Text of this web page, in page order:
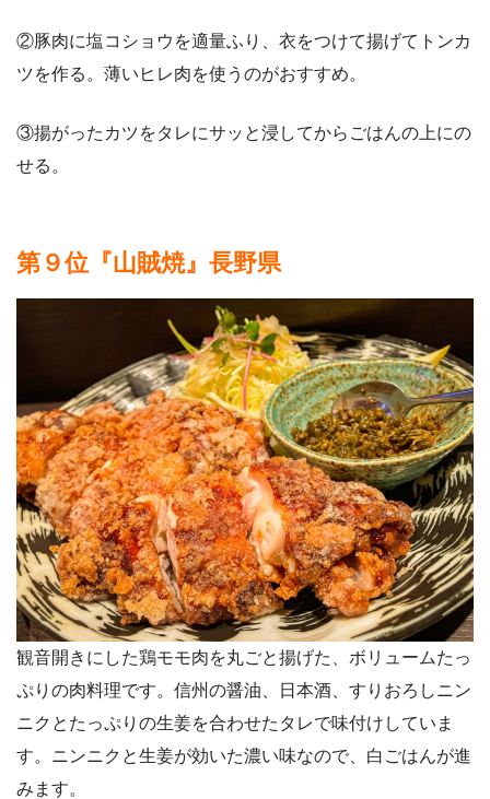
②豚肉に塩コショウを適量ふり、衣をつけて揚げてトンカ
ツを作る。薄いヒレ肉を使うのがおすすめ。
③揚がったカツをタレにサッと浸してからごはんの上にの
せる。
第９位『山賊焼』長野県
観音開きにした鶏モモ肉を丸ごと揚げた、ボリュームたっ
ぷりの肉料理です。信州の醤油、日本酒、すりおろしニン
ニクとたっぷりの生姜を合わせたタレで味付けしていま
す。ニンニクと生姜が効いた濃い味なので、白ごはんが進
みます。